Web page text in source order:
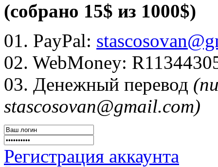
(собрано 15$ из 1000$)
01. PayPal:
02. WebMoney:
03. Денежный перевод
stascosovan@gmail.com)
Регистрация аккаунта